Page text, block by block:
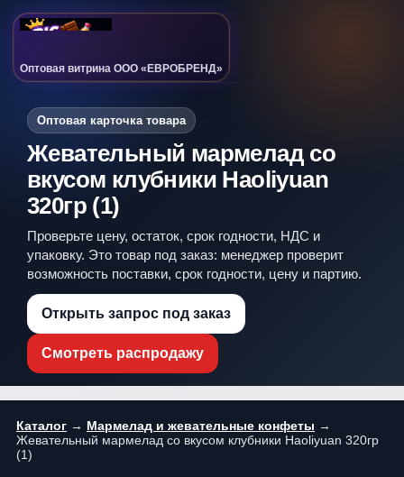
Оптовая витрина ООО «ЕВРОБРЕНД»
Оптовая карточка товара
Жевательный мармелад со
вкусом клубники Haoliyuan
320гр (1)
Проверьте цену, остаток, срок годности, НДС и
упаковку. Это товар под заказ: менеджер проверит
возможность поставки, срок годности, цену и партию.
Открыть запрос под заказ
Смотреть распродажу
Каталог → Мармелад и жевательные конфеты →
Жевательный мармелад со вкусом клубники Haoliyuan 320гр
(1)